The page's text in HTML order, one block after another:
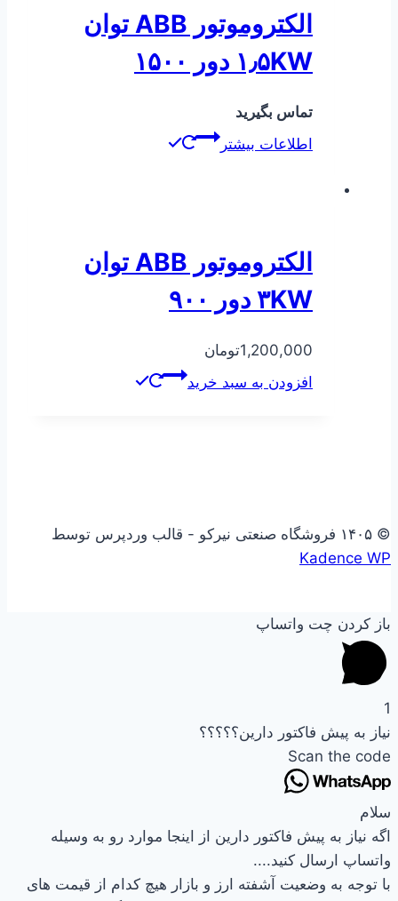
الکتروموتور ABB توان
۱٫۵KW دور ۱۵۰۰
تماس بگیرید
اطلاعات بیشتر
الکتروموتور ABB توان
۳KW دور ۹۰۰
1,200,000تومان
افزودن به سبد خرید
© ۱۴۰۵ فروشگاه صنعتی نیرکو - قالب وردپرس توسط
Kadence WP
باز کردن چت واتساپ
1
نیاز به پیش فاکتور دارین؟؟؟؟؟
Scan the code
سلام
اگه نیاز به پیش فاکتور دارین از اینجا موارد رو به وسیله
واتساپ ارسال کنید....
با توجه به وضعیت آشفته ارز و بازار هیچ کدام از قیمت های